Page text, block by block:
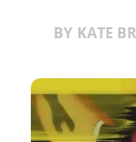
BY KATE